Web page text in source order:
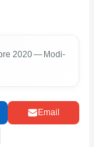
2020— Modi­
Email